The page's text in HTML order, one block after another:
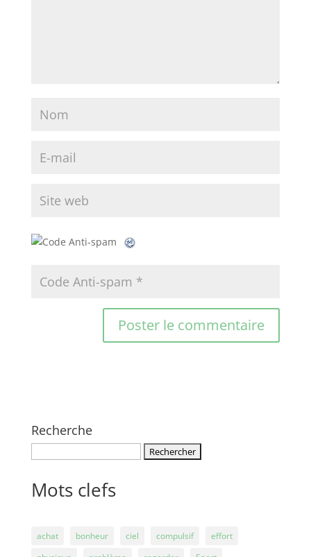
Recherche
Mots clefs
achat bonheur ciel compulsif
effort